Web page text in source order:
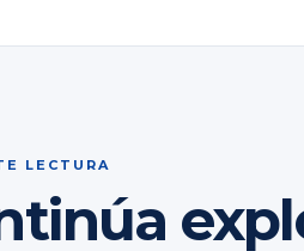
LECTURA